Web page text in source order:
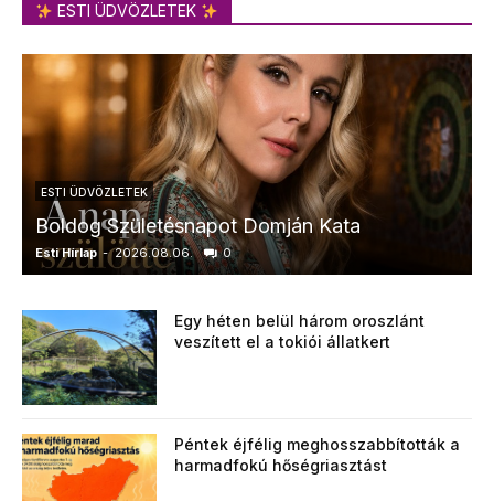
ESTI ÜDVÖZLETEK
ESTI ÜDVÖZLETEK
Boldog Születésnapot Domján Kata
Esti Hírlap - 2026.08.06. 0
Egy héten belül három oroszlánt
veszített el a tokiói állatkert
Péntek éjfélig meghosszabbították a
harmadfokú hőségriasztást